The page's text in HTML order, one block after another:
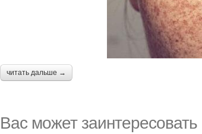
читать дальше →
Вас может заинтересовать